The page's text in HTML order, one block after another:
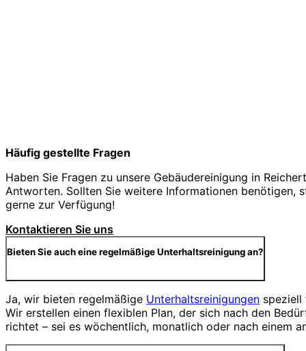
Häufig gestellte Fragen
Haben Sie Fragen zu unsere Gebäudereinigung in
Antworten. Sollten Sie weitere Informationen benötigen,
gerne zur Verfügung!
Kontaktieren Sie uns
Bieten Sie auch eine regelmäßige Unterhaltsreinigung an?
Ja, wir bieten regelmäßige Unterhaltsreinigungen speziell
Wir erstellen einen flexiblen Plan, der sich nach den
richtet – sei es wöchentlich, monatlich oder nach einem